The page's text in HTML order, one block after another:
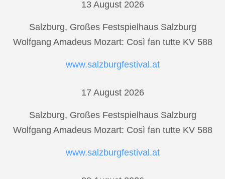
13 August 2026
Salzburg, Großes Festspielhaus Salzburg
Wolfgang Amadeus Mozart: Così fan tutte KV 588
www.salzburgfestival.at
17 August 2026
Salzburg, Großes Festspielhaus Salzburg
Wolfgang Amadeus Mozart: Così fan tutte KV 588
www.salzburgfestival.at